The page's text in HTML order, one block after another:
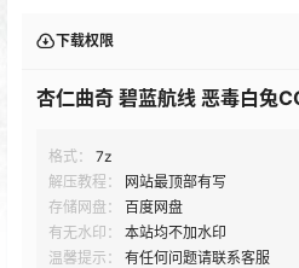
下载权限
杏仁曲奇 碧蓝航线 恶毒白兔
格式：
7z
解压教程：
网站最顶部有写
存储网盘：
百度网盘
有无水印：
本站均不加水印
温馨提示：
有任何问题请联系客服